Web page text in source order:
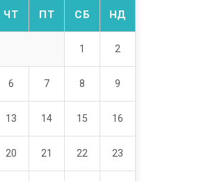
ЧТ ПТ СБ НД
1 2
6 7 8 9
13 14 15 16
20 21 22 23